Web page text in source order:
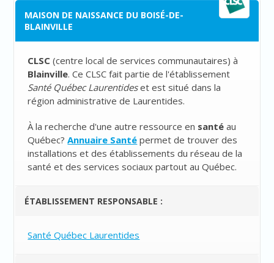
MAISON DE NAISSANCE DU BOISÉ-DE-
BLAINVILLE
CLSC (centre local de services communautaires) à
Blainville. Ce CLSC fait partie de l'établissement
Santé Québec Laurentideset est situé dans la
région administrative de Laurentides.
À la recherche d'une autre ressource en santé au
Québec?Annuaire Santé permet de trouver des
installations et des établissements du réseau de la
santé et des services sociaux partout au Québec.
ÉTABLISSEMENT RESPONSABLE :
Santé Québec Laurentides